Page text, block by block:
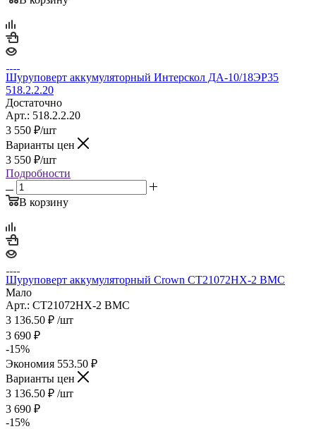
Шуруповерт аккумуляторный Интерскол ДА-10/18ЭР35
518.2.2.20
Достаточно
Арт.: 518.2.2.20
3 550 ₽/шт
Варианты цен
3 550 ₽/шт
Подробности
В корзину
Шуруповерт аккумуляторный Crown CT21072HX-2 BMC
Мало
Арт.: CT21072HX-2 BMC
3 136.50 ₽ /шт
3 690 ₽
-15%
Экономия 553.50 ₽
Варианты цен
3 136.50 ₽ /шт
3 690 ₽
-15%